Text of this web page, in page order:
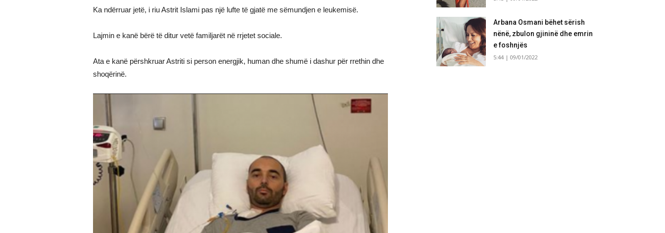
Ka ndërruar jetë, i riu Astrit Islami pas një lufte të gjatë me sëmundjen e leukemisë.
Lajmin e kanë bërë të ditur vetë familjarët në rrjetet sociale.
Ata e kanë përshkruar Astriti si person energjik, human dhe shumë i dashur për rrethin dhe
shoqërinë.
Arbana Osmani bëhet sërish
nënë, zbulon gjininë dhe emrin
e foshnjës
5:44 | 09/01/2022